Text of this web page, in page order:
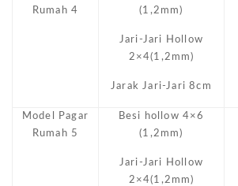
Rumah 4
(1,2mm)
Jari-Jari Hollow
2×4(1,2mm)
Jarak Jari-Jari 8cm
Model Pagar
Rumah 5
Besi hollow 4×6
(1,2mm)
Jari-Jari Hollow
2×4(1,2mm)